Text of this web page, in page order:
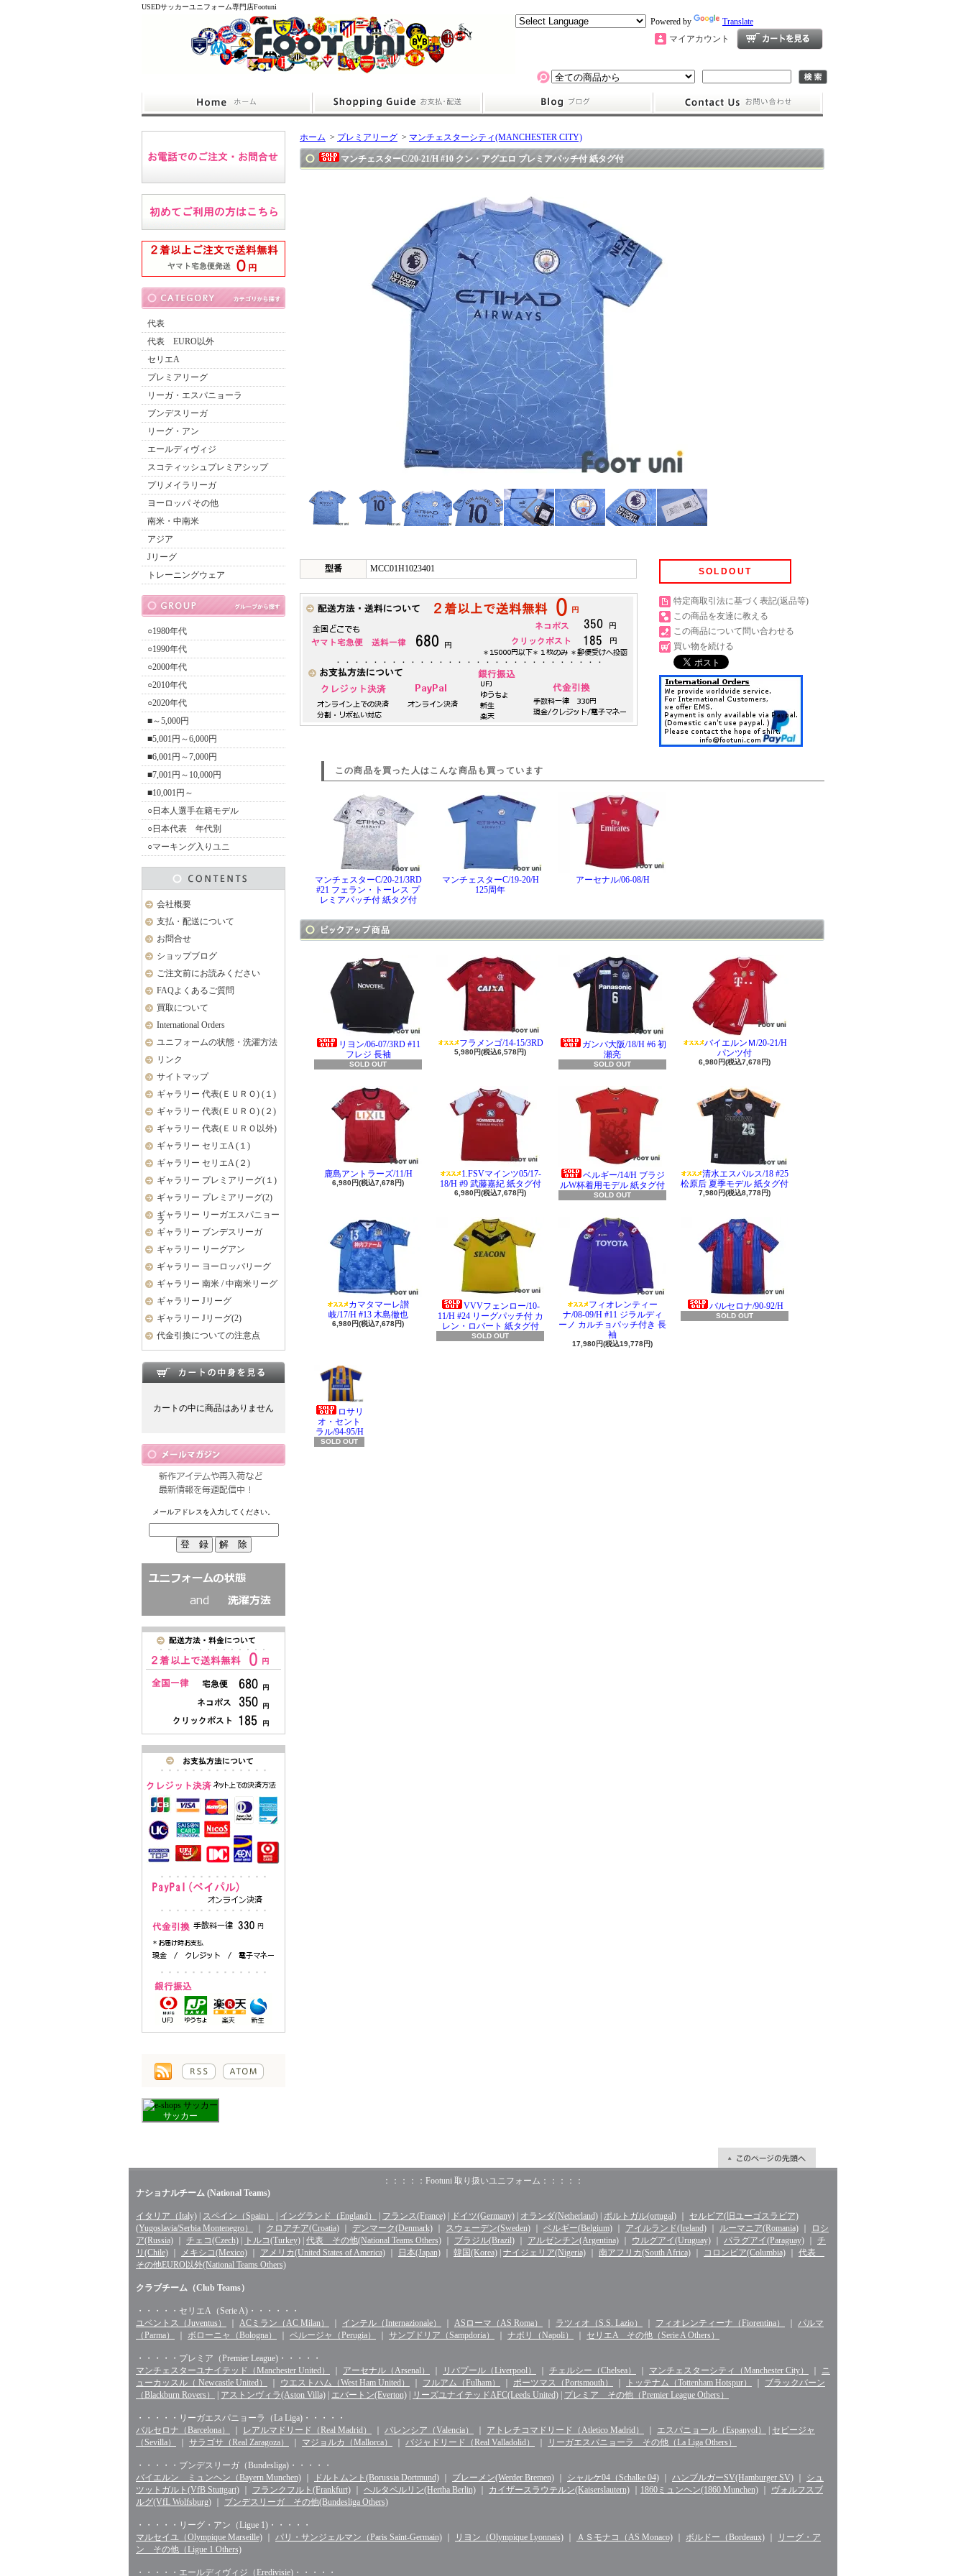
USEDサッカーユニフォーム専門店Footuni
Powered by
Translate
マイアカウント
代表
代表 EURO以外
セリエA
プレミアリーグ
リーガ・エスパニョーラ
ブンデスリーガ
リーグ・アン
エールディヴィジ
スコティッシュプレミアシップ
プリメイラリーガ
ヨーロッパ その他
南米・中南米
アジア
Jリーグ
トレーニングウェア
○1980年代
○1990年代
○2000年代
○2010年代
○2020年代
■～5,000円
■5,001円～6,000円
■6,001円～7,000円
■7,001円～10,000円
■10,001円～
○日本人選手在籍モデル
○日本代表 年代別
○マーキング入りユニ
会社概要
支払・配送について
お問合せ
ショップブログ
ご注文前にお読みください
FAQよくあるご質問
買取について
International Orders
ユニフォームの状態・洗濯方法
リンク
サイトマップ
ギャラリー 代表(ＥＵＲＯ) (１)
ギャラリー 代表(ＥＵＲＯ) (２)
ギャラリー 代表(ＥＵＲＯ以外)
ギャラリー セリエA (１)
ギャラリー セリエA (２)
ギャラリー プレミアリーグ(１)
ギャラリー プレミアリーグ(2)
ギャラリー リーガエスパニョー
ラ
ギャラリー ブンデスリーガ
ギャラリー リーグアン
ギャラリー ヨーロッパリーグ
ギャラリー 南米 / 中南米リーグ
ギャラリー Jリーグ
ギャラリー Jリーグ(2)
代金引換についての注意点
カートの中に商品はありません
メールアドレスを入力してください。
サッカー
ホーム > プレミアリーグ > マンチェスターシティ(MANCHESTER CITY)
マンチェスターC/20-21/H #10 クン・アグエロ プレミアパッチ付 紙タグ付
型番 MCC01H1023401 SOLDOUT
特定商取引法に基づく表記(返品等)
この商品を友達に教える
この商品について問い合わせる
買い物を続ける
この商品を買った人はこんな商品も買っています
マンチェスターC/20-21/3RD
#21 フェラン・トーレス プ
レミアパッチ付 紙タグ付
マンチェスターC/19-20/H
125周年
アーセナル/06-08/H
リヨン/06-07/3RD #11
フレジ 長袖
SOLD OUT
フラメンゴ/14-15/3RD
5,980円(税込6,578円)
ガンバ大阪/18/H #6 初
瀬亮
SOLD OUT
バイエルンＭ/20-21/H
パンツ付
6,980円(税込7,678円)
鹿島アントラーズ/11/H
6,980円(税込7,678円)
1.FSVマインツ05/17-
18/H #9 武藤嘉紀 紙タグ付
6,980円(税込7,678円)
ベルギー/14/H ブラジ
ルW杯着用モデル 紙タグ付
SOLD OUT
清水エスパルス/18 #25
松原后 夏季モデル 紙タグ付
7,980円(税込8,778円)
カマタマーレ讃
岐/17/H #13 木島徹也
6,980円(税込7,678円)
VVVフェンロー/10-
11/H #24 リーグパッチ付 カ
レン・ロバート 紙タグ付
SOLD OUT
フィオレンティー
ナ/08-09/H #11 ジラルディ
ーノ カルチョパッチ付き 長
袖
17,980円(税込19,778円)
バルセロナ/90-92/H
SOLD OUT
ロサリ
オ・セント
ラル/94-95/H
SOLD OUT
：：：：：Footuni 取り扱いユニフォーム：：：：：
ナショナルチーム (National Teams)
イタリア（Italy) スペイン（Spain） イングランド（England） フランス(France) ドイツ(Germany) オランダ(Netherland) ポルトガル(ortugal)
セルビア(旧ユーゴスラビア)
(Yugoslavia/Serbia Montenegro）
クロアチア(Croatia) デンマーク(Denmark) スウェーデン(Sweden) ベルギー(Belgium) アイルランド(Ireland) ルーマニア(Romania)
ロシ
ア(Russia)
チェコ(Czech) トルコ(Turkey) 代表 その他(National Teams Others) ブラジル(Brazil) アルゼンチン(Argentina) ウルグアイ(Uruguay) パラグアイ(Paraguay)
チ
リ(Chile)
メキシコ(Mexico) アメリカ(United States of America) 日本(Japan) 韓国(Korea) ナイジェリア(Nigeria) 南アフリカ(South Africa) コロンビア(Columbia)
代表
その他EURO以外(National Teams Others)
クラブチーム（Club Teams）
・・・・・セリエA（Serie A)・・・・・・
ユベントス（Juventus）
ACミラン（AC Milan） インテル（Internazionale） ASローマ（AS Roma） ラツィオ（S.S. Lazio） フィオレンティーナ（Fiorentina）
パルマ
（Parma）
ボローニャ（Bologna） ペルージャ（Perugia） サンプドリア（Sampdoria） ナポリ（Napoli） セリエA その他（Serie A Others）
・・・・・プレミア（Premier League)・・・・・
マンチェスターユナイテッド（Manchester United）
アーセナル（Arsenal） リバプール（Liverpool） チェルシー（Chelsea） マンチェスターシティ（Manchester City）
ニ
ューカッスル（ Newcastle United）
ウエストハム（West Ham United） フルアム（Fulham） ポーツマス（Portsmouth） トッテナム（Tottenham Hotspur）
ブラックバーン
（Blackburn Rovers）
アストンヴィラ(Aston Villa) エバートン(Everton) リーズユナイテッドAFC(Leeds United) プレミア その他（Premier League Others）
・・・・・リーガエスパニョーラ（La Liga)・・・・・
バルセロナ（Barcelona）
レアルマドリード（Real Madrid） バレンシア（Valencia） アトレチコマドリード（Atletico Madrid） エスパニョール（Espanyol）
セビージャ
（Sevilla）
サラゴサ（Real Zaragoza） マジョルカ（Mallorca） バジャドリード（Real Valladolid） リーガエスパニョーラ その他（La Liga Others）
・・・・・ブンデスリーガ（Bundesliga)・・・・・
バイエルン ミュンヘン（Bayern Munchen)
ドルトムント(Borussia Dortmund) ブレーメン(Werder Bremen) シャルケ04（Schalke 04) ハンブルガーSV(Hamburger SV)
シュ
ツットガルト(VfB Stuttgart)
フランクフルト(Frankfurt) ヘルタベルリン(Hertha Berlin) カイザースラウテルン(Kaiserslautern) 1860ミュンヘン(1860 Munchen)
ヴォルフスブ
ルグ(VfL Wolfsburg)
ブンデスリーガ その他(Bundesliga Others)
・・・・・リーグ・アン（Ligue 1)・・・・・
マルセイユ（Olympique Marseille)
パリ・サンジェルマン（Paris Saint-Germain) リヨン（Olympique Lyonnais) ＡＳモナコ（AS Monaco) ボルドー（Bordeaux)
リーグ・ア
ン その他（Ligue 1 Others)
・・・・・エールディヴィジ（Eredivisie)・・・・・